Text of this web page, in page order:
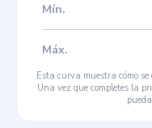
Mín.
Máx.
Esta curva muestra cómo
Una vez que completes la